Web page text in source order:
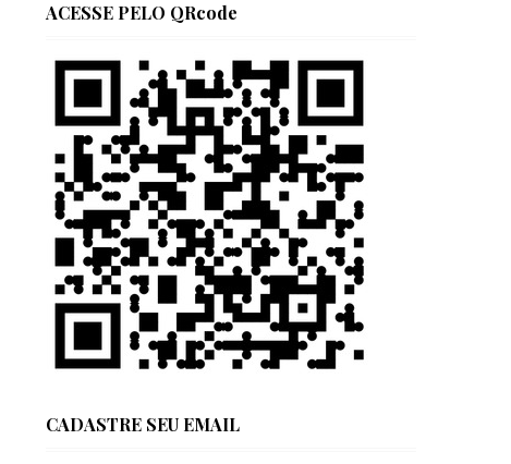
ACESSE PELO QRcode
CADASTRE SEU EMAIL